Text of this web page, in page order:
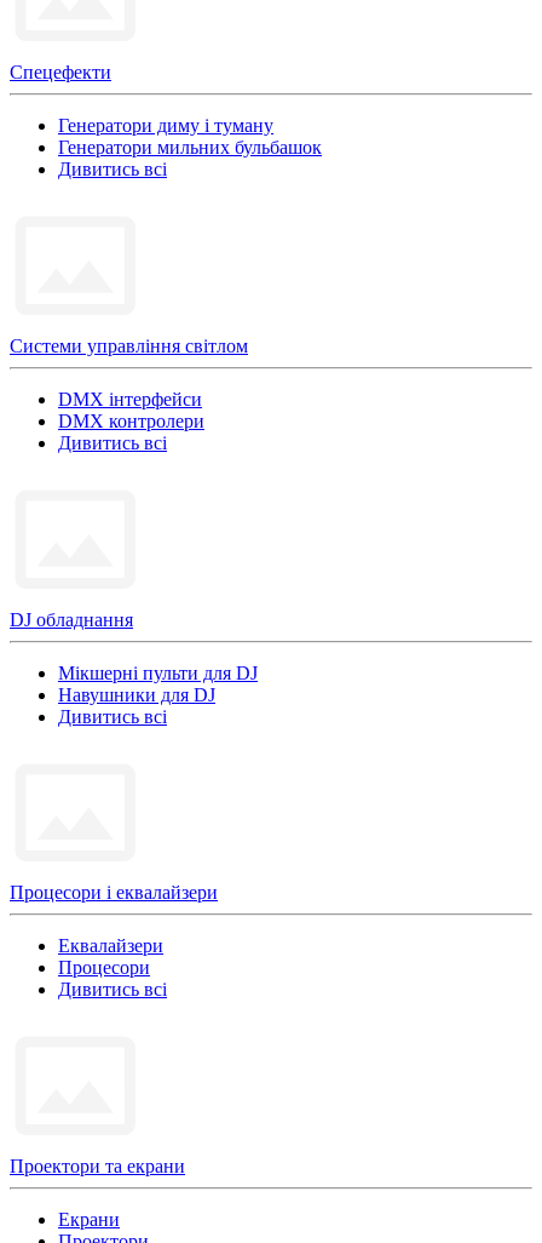
Спецефекти
Генератори диму і туману
Генератори мильних бульбашок
Дивитись всі
Системи управління світлом
DMX інтерфейси
DMX контролери
Дивитись всі
DJ обладнання
Мікшерні пульти для DJ
Навушники для DJ
Дивитись всі
Процесори і еквалайзери
Еквалайзери
Процесори
Дивитись всі
Проектори та екрани
Екрани